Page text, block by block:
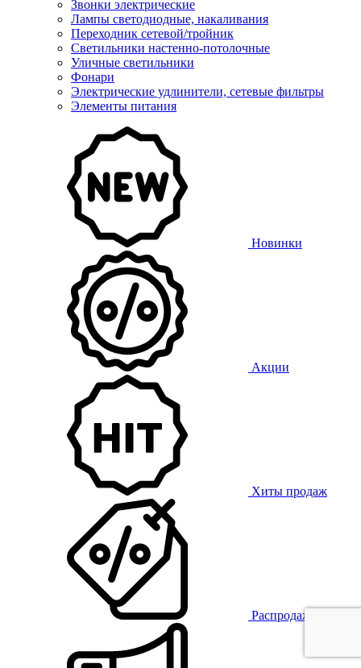
Звонки электрические
Лампы светодиодные, накаливания
Переходник сетевой/тройник
Светильники настенно-потолочные
Уличные светильники
Фонари
Электрические удлинители, сетевые фильтры
Элементы питания
Новинки
Акции
Хиты продаж
Распродажа